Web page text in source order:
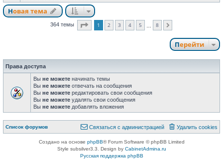
Новая тема
364 темы Страница из
1 2 3 4 5 8
Перейти
Права доступа
Вы не можете начинать темы
Вы не можете отвечать на сообщения
Вы не можете редактировать свои сообщения
Вы не можете удалять свои сообщения
Вы не можете добавлять вложения
Список форумов Удалить cookies
Связаться с администрацией
Создано на основе phpBB® Forum Software © phpBB Limited
Style subsilver3.3. Design by CabinetAdmina.ru
Русская поддержка phpBB